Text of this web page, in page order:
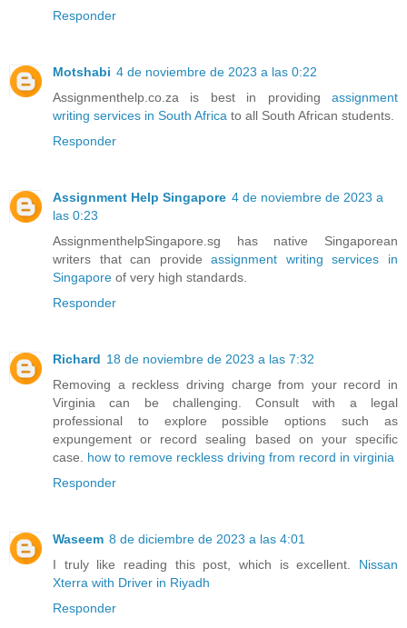
Responder
Motshabi 4 de noviembre de 2023 a las 0:22
Assignmenthelp.co.za is best in providing assignment
writing services in South Africa to all South African students.
Responder
Assignment Help Singapore 4 de noviembre de 2023 a
las 0:23
AssignmenthelpSingapore.sg has native Singaporean
writers that can provideassignment writing services in
Singapore of very high standards.
Responder
Richard 18 de noviembre de 2023 a las 7:32
Removing a reckless driving charge from your record in
Virginia can be challenging. Consult with a legal
professional to explore possible options such as
expungement or record sealing based on your specific
case. how to remove reckless driving from record in virginia
Responder
Waseem 8 de diciembre de 2023 a las 4:01
I truly like reading this post, which is excellent. Nissan
Xterra with Driver in Riyadh
Responder